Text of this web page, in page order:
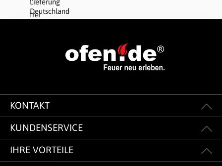
KONTAKT
KUNDENSERVICE
IHRE VORTEILE